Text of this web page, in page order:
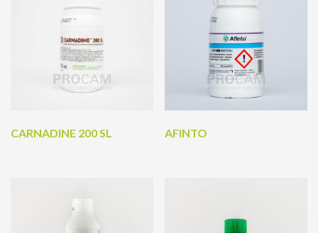
CARNADINE 200 SL AFINTO